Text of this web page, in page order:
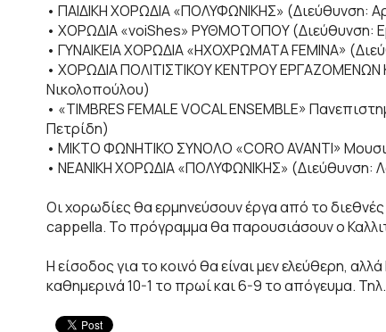
• ΠΑΙΔΙΚΗ ΧΟΡΩΔΙΑ «ΠΟΛΥΦΩΝΙΚΗΣ» (Διεύθυνση:
• ΧΟΡΩΔΙΑ «voiShes» ΡΥΘΜΟΤΟΠΟΥ (Διεύθυνση:
• ΓΥΝΑΙΚΕΙΑ ΧΟΡΩΔΙΑ «ΗΧΟΧΡΩΜΑΤΑ FEMINA»
• ΧΟΡΩΔΙΑ ΠΟΛΙΤΙΣΤΙΚΟΥ ΚΕΝΤΡΟΥ
Νικολοπούλου)
• «TIMBRES FEMALE VOCAL ENSEMBLE»
Πετρίδη)
• ΜΙΚΤΟ ΦΩΝΗΤΙΚΟ ΣΥΝΟΛΟ «CORO AVANTI»
• ΝΕΑΝΙΚΗ ΧΟΡΩΔΙΑ «ΠΟΛΥΦΩΝΙΚΗΣ» (Διεύθυνση:
Οι χορωδίες θα ερμηνεύσουν έργα από το
cappella. Το πρόγραμμα θα παρουσιάσουν ο
Η είσοδος για το κοινό θα είναι μεν ελεύθερη,
καθημερινά 10-1 το πρωί και 6-9 το απόγευμα.